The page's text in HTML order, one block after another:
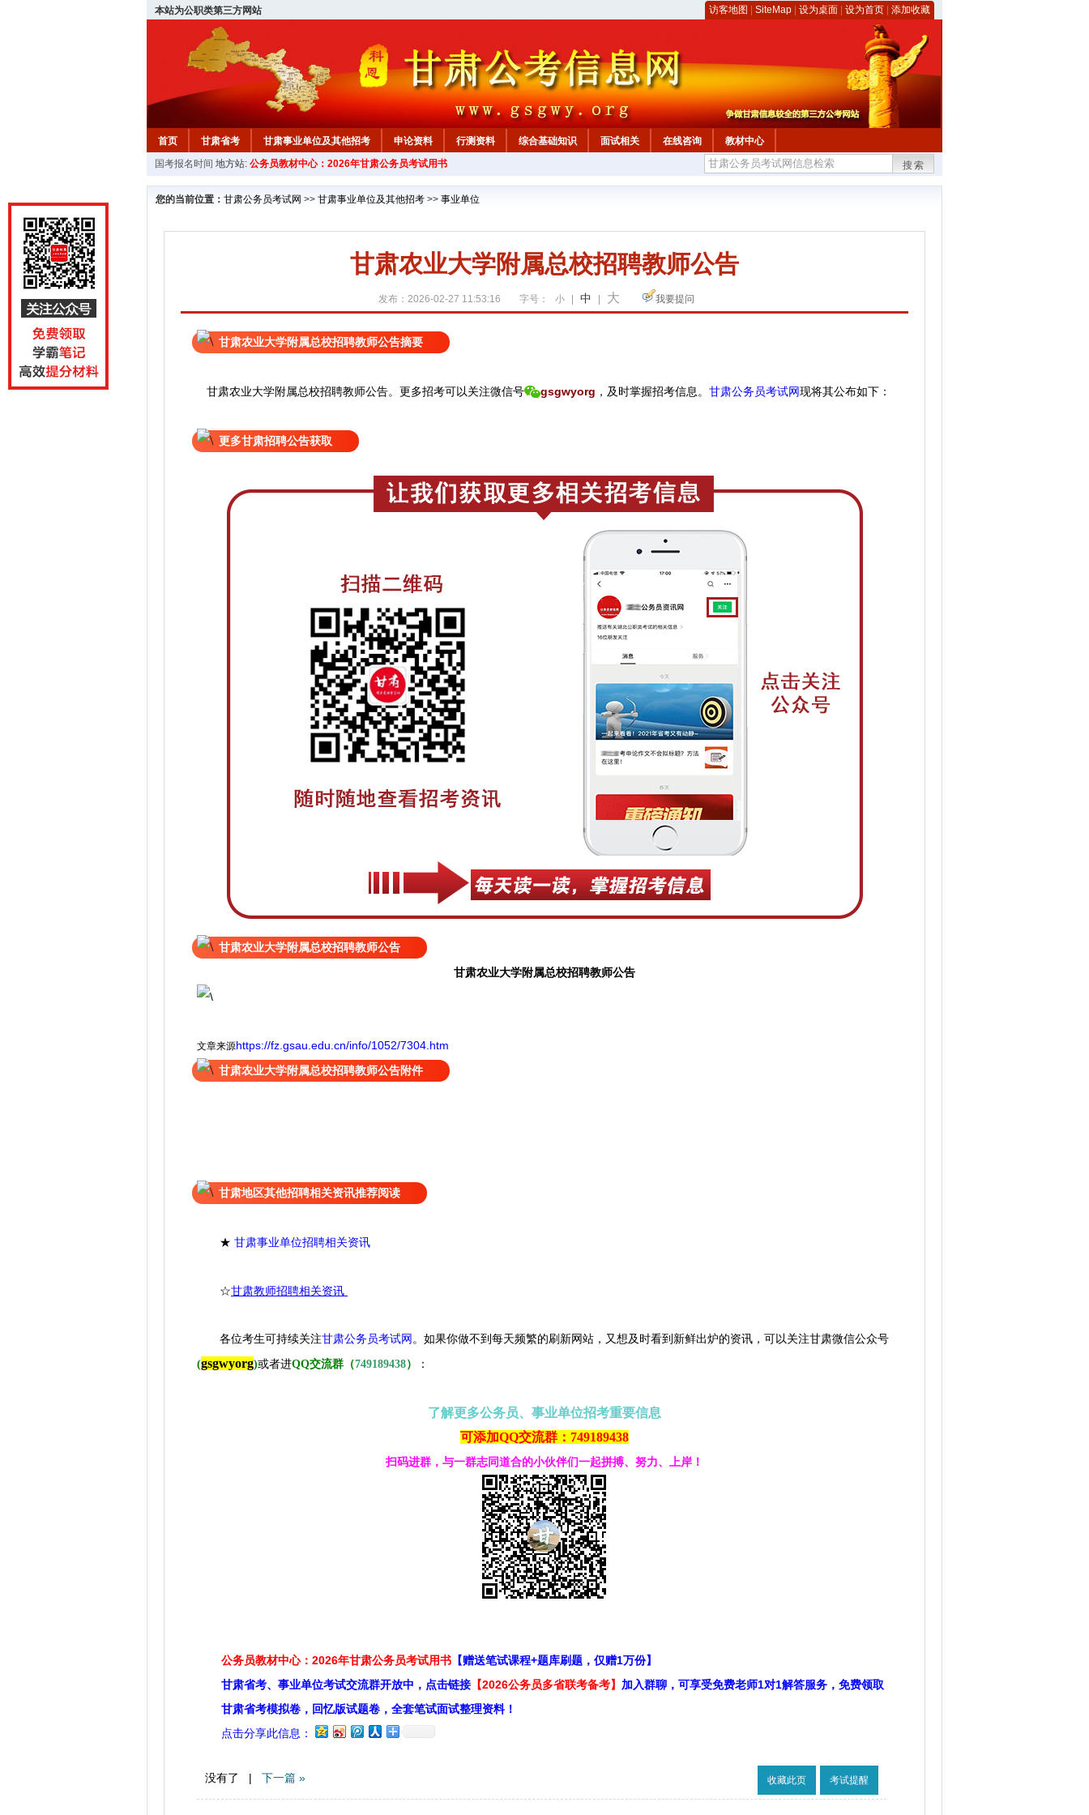
本站为公职类第三方网站 访客地图 SiteMap 设为桌面 设为首页 添加收藏
首页 甘肃省考 甘肃事业单位及其他招考 申论资料 行测资料 综合基础知识 面试相关 在线咨询
教材中心
国考报名时间 地方站: 公务员教材中心：2026年甘肃公务员考试用书 搜索
您的当前位置： 甘肃公务员考试网 >> 甘肃事业单位及其他招考 >> 事业单位
甘肃农业大学附属总校招聘教师公告
发布：2026-02-27 11:53:16 字号： 小 中 大 我要提问
甘肃农业大学附属总校招聘教师公告摘要
甘肃农业大学附属总校招聘教师公告。 更多招考可以关注微信号 gsgwyorg ， 及时掌握招考信息。 甘肃公务员考试网现将其公布如下：
更多甘肃招聘公告获取
甘肃农业大学附属总校招聘教师公告
甘肃农业大学附属总校招聘教师公告
文章来源https://fz.gsau.edu.cn/info/1052/7304.htm
甘肃农业大学附属总校招聘教师公告附件
甘肃地区其他招聘相关资讯推荐阅读
★ 甘肃事业单位招聘相关资讯
☆甘肃教师招聘相关资讯
各位考生可持续关注甘肃公务员考试网 。 如果你做不到每天频繁的刷新网站，又想及时看到新鲜出炉的资讯，可以关注甘肃微信公众号
(gsgwyorg)或者进QQ交流群（749189438） ：
了解更多公务员、事业单位招考重要信息
可添加QQ交流群：749189438
扫码进群，与一群志同道合的小伙伴们一起拼搏、努力、上岸！
公务员教材中心：2026年甘肃公务员考试用书 【赠送笔试课程+题库刷题，仅赠1万份】
甘肃省考、事业单位考试交流群开放中，点击链接 【2026公务员多省联考备考】 加入群聊，可享受免费老师1对1解答服务，免费领取
甘肃省考模拟卷，回忆版试题卷，全套笔试面试整理资料！
点击分享此信息：
没有了 | 下一篇 » 收藏此页 考试提醒